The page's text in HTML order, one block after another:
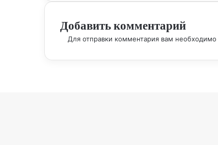
Добавить комментарий
Для отправки комментария вам необходимо